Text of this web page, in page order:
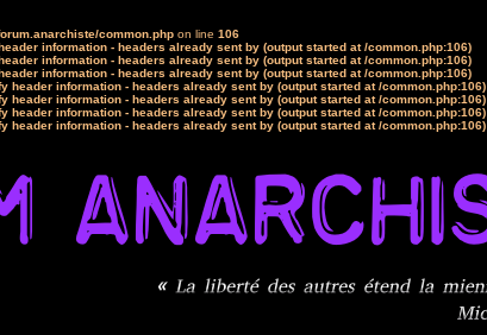
common.php on line 106
information - headers already sent by (output started at /common.php:106)
information - headers already sent by (output started at /common.php:106)
information - headers already sent by (output started at /common.php:106)
header information - headers already sent by (output started at /common.php:106)
header information - headers already sent by (output started at /common.php:106)
header information - headers already sent by (output started at /common.php:106)
header information - headers already sent by (output started at /common.php:106)